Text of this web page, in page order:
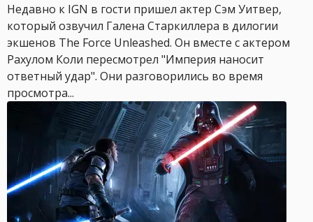
Недавно к IGN в гости пришел актер Сэм Уитвер,
который озвучил Галена Старкиллера в дилогии
экшенов The Force Unleashed. Он вместе с актером
Рахулом Коли пересмотрел "Империя наносит
ответный удар". Они разговорились во время
просмотра...